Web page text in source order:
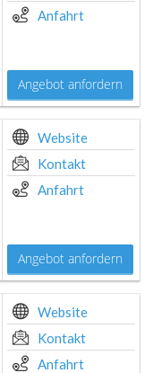
Anfahrt
Angebot anfordern
Website
Kontakt
Anfahrt
Angebot anfordern
Website
Kontakt
Anfahrt